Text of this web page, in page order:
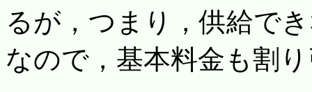
るが，つまり，供給で
なので，基本料金も割